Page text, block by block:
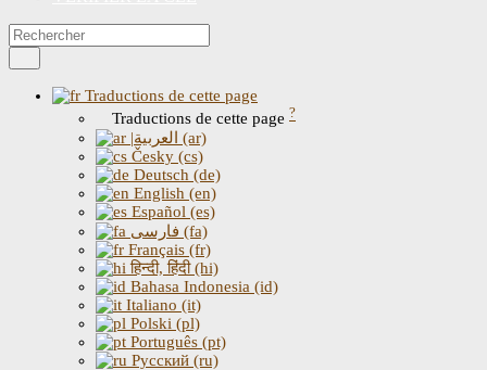
Traductions de cette page
Traductions de cette page ?
|العربية (ar)
Česky (cs)
Deutsch (de)
English (en)
Español (es)
فارسی (fa)
Français (fr)
हिन्दी, हिंदी (hi)
Bahasa Indonesia (id)
Italiano (it)
Polski (pl)
Português (pt)
Русский (ru)